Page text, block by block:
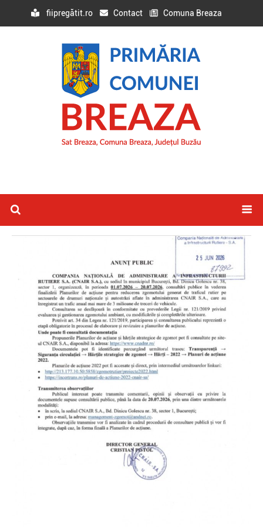
fiipregătit.ro Contact Comuna Breaza